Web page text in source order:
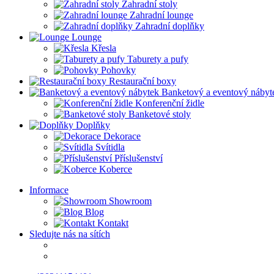
Zahradní stoly
Zahradní lounge
Zahradní doplňky
Lounge
Křesla
Taburety a pufy
Pohovky
Restaurační boxy
Banketový a eventový
Konferenční židle
Banketové stoly
Doplňky
Dekorace
Svítidla
Příslušenství
Koberce
Informace
Showroom
Blog
Kontakt
Sledujte nás na sítích